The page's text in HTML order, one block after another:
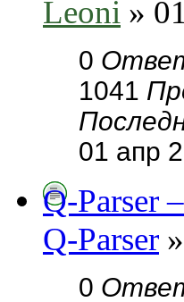
Leoni »
0
1041
01 апр
Q-Parser
Q-Parser
0